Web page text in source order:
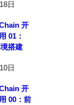
日
开
01：
搭建
日
开
00：前